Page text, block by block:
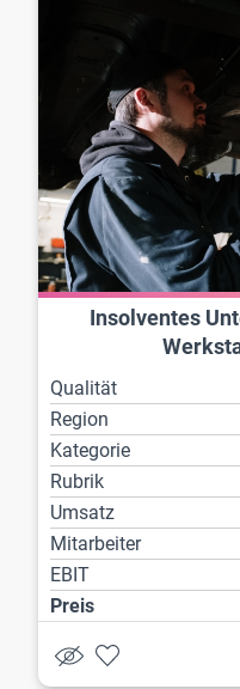
Insolventes
Qualität
Region
Kategorie
Rubrik
Umsatz
Mitarbeiter
EBIT
Preis